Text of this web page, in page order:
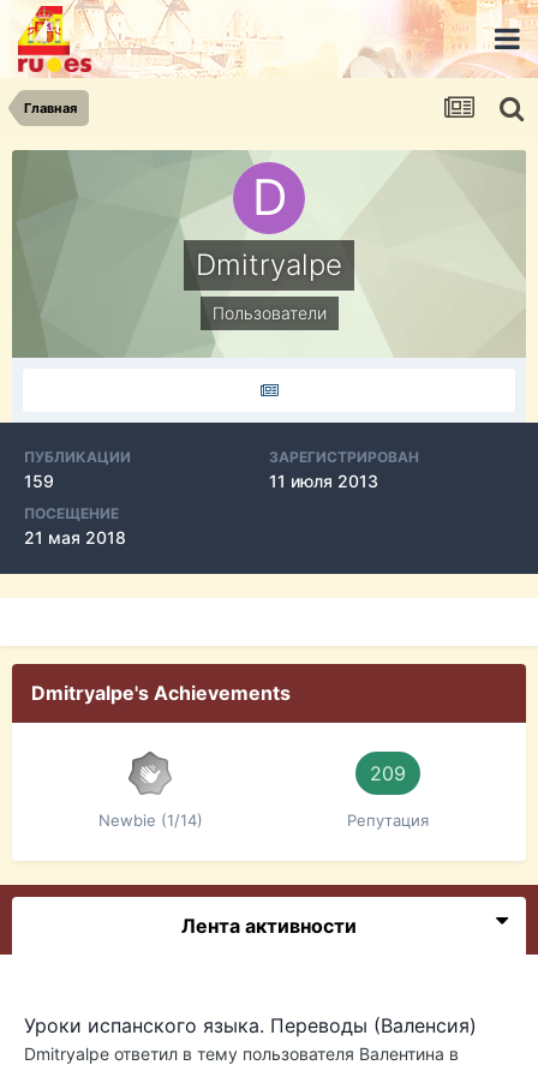
Главная
Dmitryalpe
Пользователи
ПУБЛИКАЦИИ
159
ЗАРЕГИСТРИРОВАН
11 июля 2013
ПОСЕЩЕНИЕ
21 мая 2018
Dmitryalpe's Achievements
Newbie (1/14)
209
Репутация
Лента активности
Уроки испанского языка. Переводы (Валенсия)
Dmitryalpe ответил в тему пользователя Валентина в